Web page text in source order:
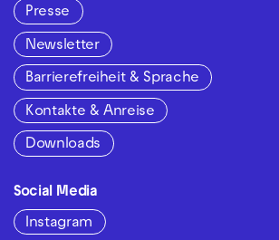
Presse
Newsletter
Barrierefreiheit & Sprache
Kontakte & Anreise
Downloads
Social Media
Instagram